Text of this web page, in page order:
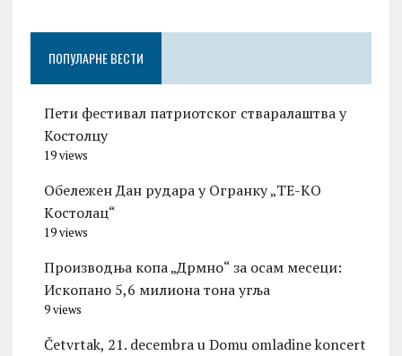
ПОПУЛАРНЕ ВЕСТИ
Пети фестивал патриотског стваралаштва у
Костолцу
19 views
Обележен Дан рудара у Огранку „ТЕ-KО
Kостолац“
19 views
Производња копа „Дрмно“ за осам месеци:
Ископано 5,6 милиона тона угља
9 views
Četvrtak, 21. decembra u Domu omladine koncert